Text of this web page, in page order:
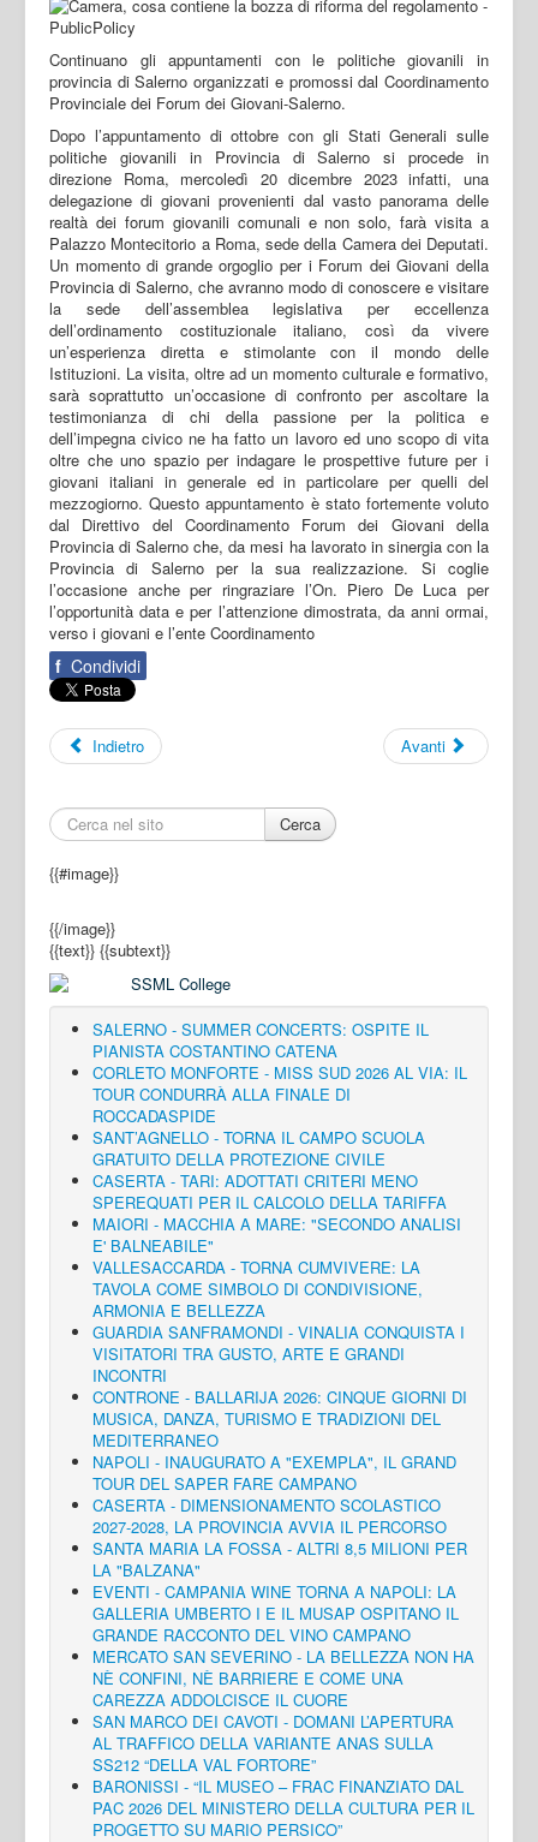
Continuano gli appuntamenti con le politiche giovanili in
provincia di Salerno organizzati e promossi dal Coordinamento
Provinciale dei Forum dei Giovani-Salerno.
Dopo l’appuntamento di ottobre con gli Stati Generali sulle
politiche giovanili in Provincia di Salerno si procede in
direzione Roma, mercoledì 20 dicembre 2023 infatti, una
delegazione di giovani provenienti dal vasto panorama delle
realtà dei forum giovanili comunali e non solo, farà visita a
Palazzo Montecitorio a Roma, sede della Camera dei Deputati.
Un momento di grande orgoglio per i Forum dei Giovani della
Provincia di Salerno, che avranno modo di conoscere e visitare
la sede dell’assemblea legislativa per eccellenza
dell’ordinamento costituzionale italiano, così da vivere
un’esperienza diretta e stimolante con il mondo delle
Istituzioni. La visita, oltre ad un momento culturale e formativo,
sarà soprattutto un’occasione di confronto per ascoltare la
testimonianza di chi della passione per la politica e
dell’impegna civico ne ha fatto un lavoro ed uno scopo di vita
oltre che uno spazio per indagare le prospettive future per i
giovani italiani in generale ed in particolare per quelli del
mezzogiorno. Questo appuntamento è stato fortemente voluto
dal Direttivo del Coordinamento Forum dei Giovani della
Provincia di Salerno che, da mesi ha lavorato in sinergia con la
Provincia di Salerno per la sua realizzazione. Si coglie
l’occasione anche per ringraziare l’On. Piero De Luca per
l’opportunità data e per l’attenzione dimostrata, da anni ormai,
verso i giovani e l’ente Coordinamento
f Condividi
Indietro Avanti
Cerca
{{#image}}
{{/image}}
{{text}} {{subtext}}
SALERNO - SUMMER CONCERTS: OSPITE IL
PIANISTA COSTANTINO CATENA
CORLETO MONFORTE - MISS SUD 2026 AL VIA: IL
TOUR CONDURRÀ ALLA FINALE DI
ROCCADASPIDE
SANT’AGNELLO - TORNA IL CAMPO SCUOLA
GRATUITO DELLA PROTEZIONE CIVILE
CASERTA - TARI: ADOTTATI CRITERI MENO
SPEREQUATI PER IL CALCOLO DELLA TARIFFA
MAIORI - MACCHIA A MARE: "SECONDO ANALISI
E' BALNEABILE"
VALLESACCARDA - TORNA CUMVIVERE: LA
TAVOLA COME SIMBOLO DI CONDIVISIONE,
ARMONIA E BELLEZZA
GUARDIA SANFRAMONDI - VINALIA CONQUISTA I
VISITATORI TRA GUSTO, ARTE E GRANDI
INCONTRI
CONTRONE - BALLARIJA 2026: CINQUE GIORNI DI
MUSICA, DANZA, TURISMO E TRADIZIONI DEL
MEDITERRANEO
NAPOLI - INAUGURATO A "EXEMPLA", IL GRAND
TOUR DEL SAPER FARE CAMPANO
CASERTA - DIMENSIONAMENTO SCOLASTICO
2027-2028, LA PROVINCIA AVVIA IL PERCORSO
SANTA MARIA LA FOSSA - ALTRI 8,5 MILIONI PER
LA "BALZANA"
EVENTI - CAMPANIA WINE TORNA A NAPOLI: LA
GALLERIA UMBERTO I E IL MUSAP OSPITANO IL
GRANDE RACCONTO DEL VINO CAMPANO
MERCATO SAN SEVERINO - LA BELLEZZA NON HA
NÈ CONFINI, NÈ BARRIERE E COME UNA
CAREZZA ADDOLCISCE IL CUORE
SAN MARCO DEI CAVOTI - DOMANI L’APERTURA
AL TRAFFICO DELLA VARIANTE ANAS SULLA
SS212 “DELLA VAL FORTORE”
BARONISSI - “IL MUSEO – FRAC FINANZIATO DAL
PAC 2026 DEL MINISTERO DELLA CULTURA PER IL
PROGETTO SU MARIO PERSICO”